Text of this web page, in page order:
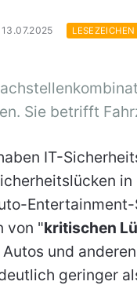
13.07.2025 LESEZEICHEN
Sie betrifft
IT-
von "kritischen
und
geringer